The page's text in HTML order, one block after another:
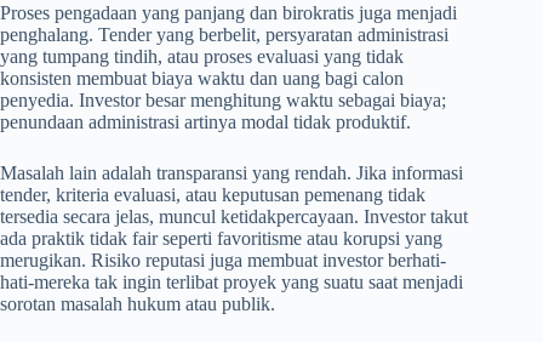
Proses pengadaan yang panjang dan birokratis juga menjadi
penghalang. Tender yang berbelit, persyaratan administrasi
yang tumpang tindih, atau proses evaluasi yang tidak
konsisten membuat biaya waktu dan uang bagi calon
penyedia. Investor besar menghitung waktu sebagai biaya;
penundaan administrasi artinya modal tidak produktif.
Masalah lain adalah transparansi yang rendah. Jika informasi
tender, kriteria evaluasi, atau keputusan pemenang tidak
tersedia secara jelas, muncul ketidakpercayaan. Investor takut
ada praktik tidak fair seperti favoritisme atau korupsi yang
merugikan. Risiko reputasi juga membuat investor berhati-
hati-mereka tak ingin terlibat proyek yang suatu saat menjadi
sorotan masalah hukum atau publik.